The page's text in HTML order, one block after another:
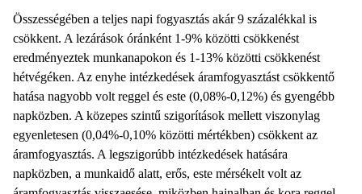
Összességében a teljes napi fogyasztás akár 9 százalékkal is
csökkent. A lezárások óránként 1-9% közötti csökkenést
eredményeztek munkanapokon és 1-13% közötti csökkenést
hétvégéken. Az enyhe intézkedések áramfogyasztást csökkentő
hatása nagyobb volt reggel és este (0,08%-0,12%) és gyengébb
napközben. A közepes szintű szigorítások mellett viszonylag
egyenletesen (0,04%-0,10% közötti mértékben) csökkent az
áramfogyasztás. A legszigorúbb intézkedések hatására
napközben, a munkaidő alatt, erős, este mérsékelt volt az